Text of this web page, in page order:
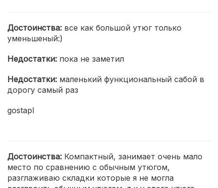
Достоинства: все как большой утюг только
уменьшеный:)
Недостатки: пока не заметил
Недостатки: маленький функциональный сабой в
дорогу самый раз
gostapl
Достоинства: Компактный, занимает очень мало
место по сравнению с обычным утюгом,
разглаживаю складки которые я не могла